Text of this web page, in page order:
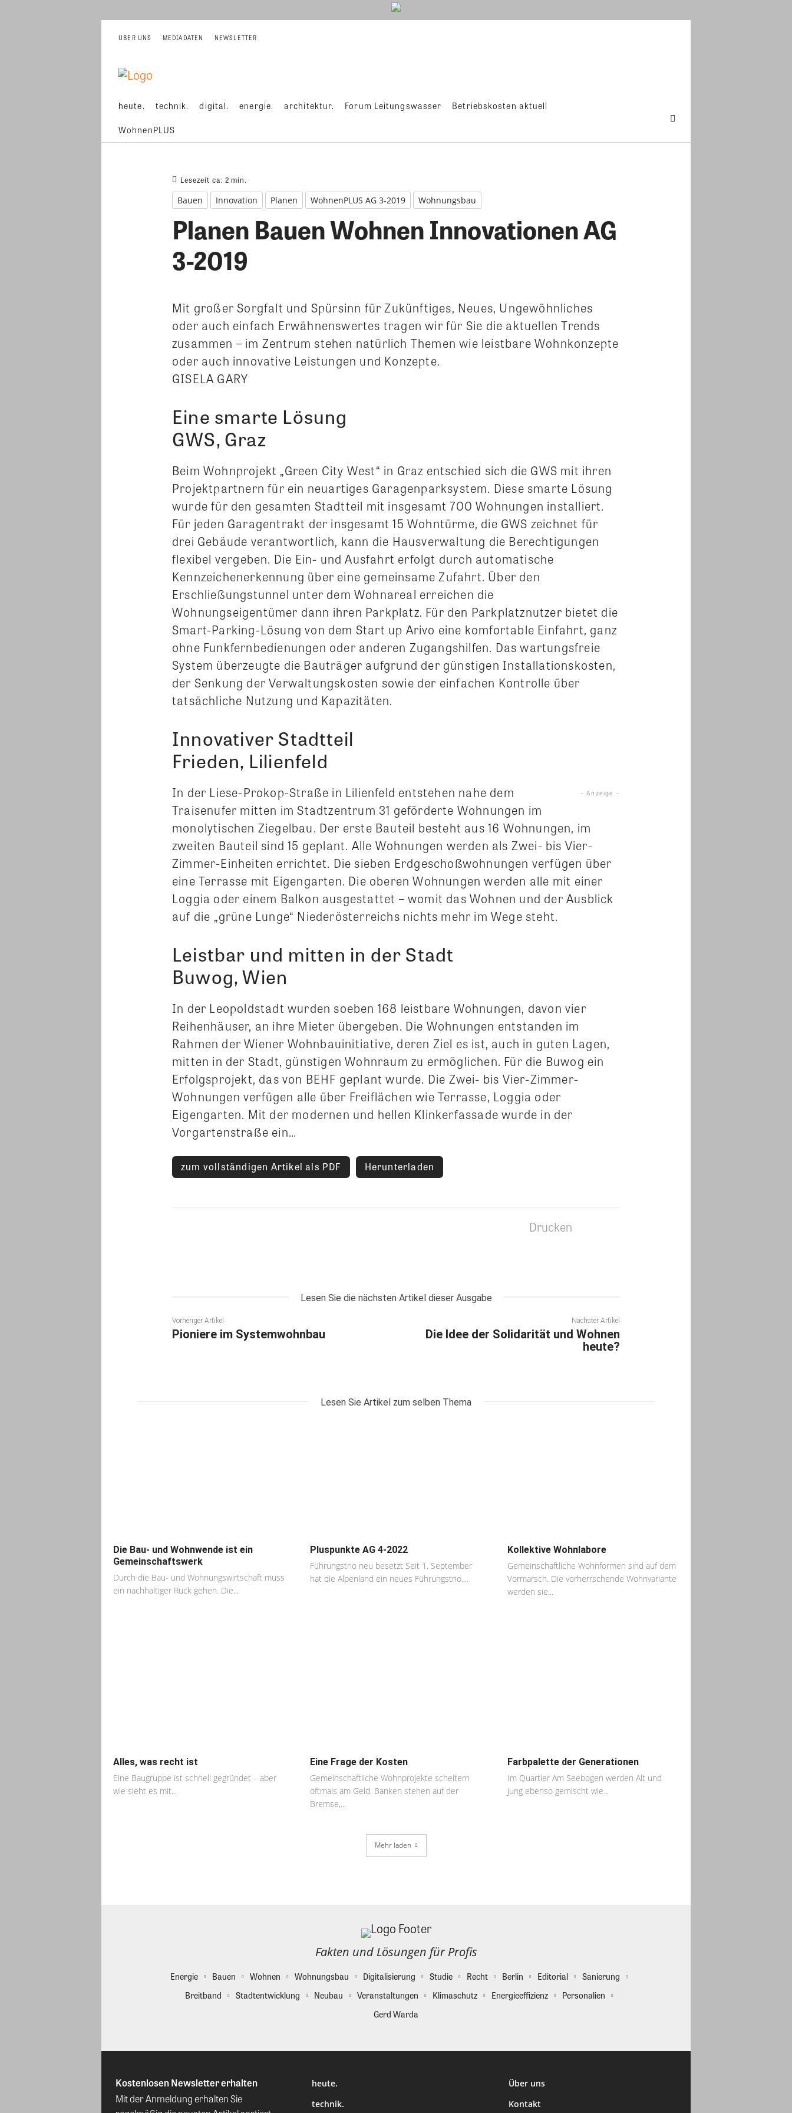
ÜBER UNS MEDIADATEN NEWSLETTER
heute. technik. digital. energie. architektur. Forum Leitungswasser Betriebskosten aktuell
WohnenPLUS
Lesezeit ca: 2 min.
Bauen Innovation Planen WohnenPLUS AG 3-2019 Wohnungsbau
Planen Bauen Wohnen Innovationen AG
3-2019
Mit großer Sorgfalt und Spürsinn für Zukünftiges, Neues, Ungewöhnliches
oder auch einfach Erwähnenswertes tragen wir für Sie die aktuellen Trends
zusammen – im Zentrum stehen natürlich Themen wie leistbare Wohnkonzepte
oder auch innovative Leistungen und Konzepte.
GISELA GARY
Eine smarte Lösung
GWS, Graz
Beim Wohnprojekt „Green City West“ in Graz entschied sich die GWS mit ihren
Projektpartnern für ein neuartiges Garagenparksystem. Diese smarte Lösung
wurde für den gesamten Stadtteil mit insgesamt 700 Wohnungen installiert.
Für jeden Garagentrakt der insgesamt 15 Wohntürme, die GWS zeichnet für
drei Gebäude verantwortlich, kann die Hausverwaltung die Berechtigungen
flexibel vergeben. Die Ein- und Ausfahrt erfolgt durch automatische
Kennzeichenerkennung über eine gemeinsame Zufahrt. Über den
Erschließungstunnel unter dem Wohnareal erreichen die
Wohnungseigentümer dann ihren Parkplatz. Für den Parkplatznutzer bietet die
Smart-Parking-Lösung von dem Start up Arivo eine komfortable Einfahrt, ganz
ohne Funkfernbedienungen oder anderen Zugangshilfen. Das wartungsfreie
System überzeugte die Bauträger aufgrund der günstigen Installationskosten,
der Senkung der Verwaltungskosten sowie der einfachen Kontrolle über
tatsächliche Nutzung und Kapazitäten.
Innovativer Stadtteil
Frieden, Lilienfeld
- Anzeige -
In der Liese-Prokop-Straße in Lilienfeld entstehen nahe dem
Traisenufer mitten im Stadtzentrum 31 geförderte Wohnungen im
monolytischen Ziegelbau. Der erste Bauteil besteht aus 16 Wohnungen, im
zweiten Bauteil sind 15 geplant. Alle Wohnungen werden als Zwei- bis Vier-
Zimmer-Einheiten errichtet. Die sieben Erdgeschoßwohnungen verfügen über
eine Terrasse mit Eigengarten. Die oberen Wohnungen werden alle mit einer
Loggia oder einem Balkon ausgestattet – womit das Wohnen und der Ausblick
auf die „grüne Lunge“ Niederösterreichs nichts mehr im Wege steht.
Leistbar und mitten in der Stadt
Buwog, Wien
In der Leopoldstadt wurden soeben 168 leistbare Wohnungen, davon vier
Reihenhäuser, an ihre Mieter übergeben. Die Wohnungen entstanden im
Rahmen der Wiener Wohnbauinitiative, deren Ziel es ist, auch in guten Lagen,
mitten in der Stadt, günstigen Wohnraum zu ermöglichen. Für die Buwog ein
Erfolgsprojekt, das von BEHF geplant wurde. Die Zwei- bis Vier-Zimmer-
Wohnungen verfügen alle über Freiflächen wie Terrasse, Loggia oder
Eigengarten. Mit der modernen und hellen Klinkerfassade wurde in der
Vorgartenstraße ein…
zum vollständigen Artikel als PDF Herunterladen
Drucken
Lesen Sie die nächsten Artikel dieser Ausgabe
Vorheriger Artikel
Pioniere im Systemwohnbau
Nächster Artikel
Die Idee der Solidarität und Wohnen
heute?
Lesen Sie Artikel zum selben Thema
Die Bau- und Wohnwende ist ein
Gemeinschaftswerk
Durch die Bau- und Wohnungswirtschaft muss
ein nachhaltiger Ruck gehen. Die...
Pluspunkte AG 4-2022
Führungstrio neu besetzt Seit 1. September
hat die Alpenland ein neues Führungstrio....
Kollektive Wohnlabore
Gemeinschaftliche Wohnformen sind auf dem
Vormarsch. Die vorherrschende Wohnvariante
werden sie...
Alles, was recht ist
Eine Baugruppe ist schnell gegründet – aber
wie sieht es mit...
Eine Frage der Kosten
Gemeinschaftliche Wohnprojekte scheitern
oftmals am Geld. Banken stehen auf der
Bremse,...
Farbpalette der Generationen
Im Quartier Am Seebogen werden Alt und
Jung ebenso gemischt wie...
Mehr laden
Fakten und Lösungen für Profis
Energie Bauen Wohnen Wohnungsbau Digitalisierung Studie Recht Berlin Editorial
Sanierung
Breitband
Stadtentwicklung Neubau Veranstaltungen Klimaschutz Energieeffizienz
Personalien
Gerd Warda
Kostenlosen Newsletter erhalten
Mit der Anmeldung erhalten Sie
heute.
technik.
Über uns
Kontakt